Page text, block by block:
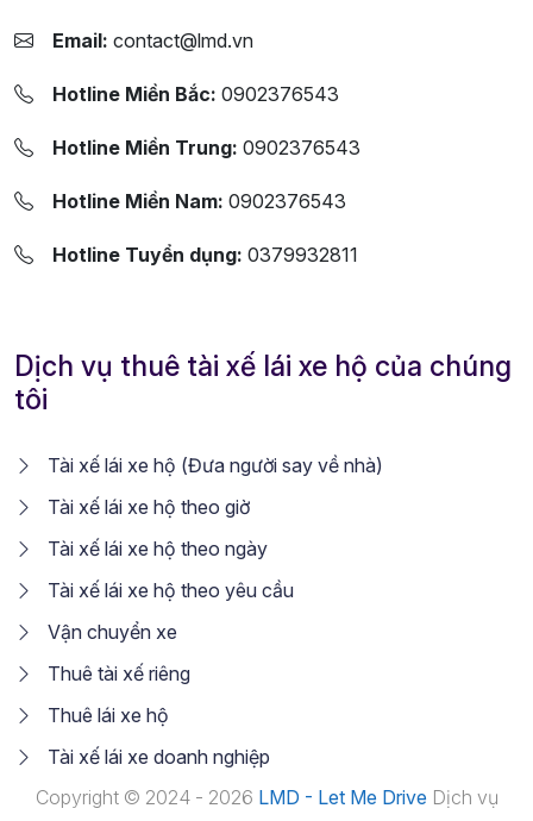
Email: contact@lmd.vn
Hotline Miền Bắc: 0902376543
Hotline Miền Trung: 0902376543
Hotline Miền Nam: 0902376543
Hotline Tuyển dụng: 0379932811
Dịch vụ thuê tài xế lái xe hộ của chúng
tôi
Tài xế lái xe hộ (Đưa người say về nhà)
Tài xế lái xe hộ theo giờ
Tài xế lái xe hộ theo ngày
Tài xế lái xe hộ theo yêu cầu
Vận chuyển xe
Thuê tài xế riêng
Thuê lái xe hộ
Tài xế lái xe doanh nghiệp
Copyright © 2024 - 2026 LMD - Let Me Drive Dịch vụ